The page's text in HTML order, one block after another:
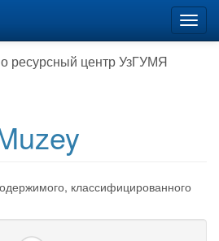
ресурсный центр УзГУМЯ
классифицированного